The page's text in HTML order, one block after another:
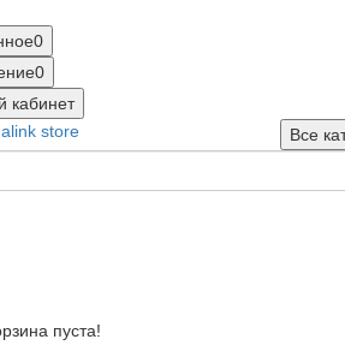
0
0
кабинет
Все
пуста!